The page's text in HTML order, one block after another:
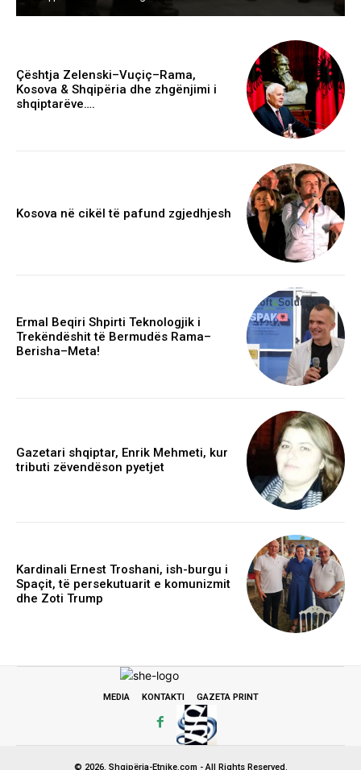
Çështja Zelenski–Vuçiç–Rama,
Kosova & Shqipëria dhe zhgënjimi i
shqiptarëve….
Kosova në cikël të pafund zgjedhjesh
Ermal Beqiri Shpirti Teknologjik i
Trekëndëshit të Bermudës Rama–
Berisha–Meta!
Gazetari shqiptar, Enrik Mehmeti, kur
tributi zëvendëson pyetjet
Kardinali Ernest Troshani, ish-burgu i
Spaçit, të persekutuarit e komunizmit
dhe Zoti Trump
MEDIA KONTAKTI GAZETA PRINT
© 2026. Shqipëria-Etnike.com - All Rights Reserved.